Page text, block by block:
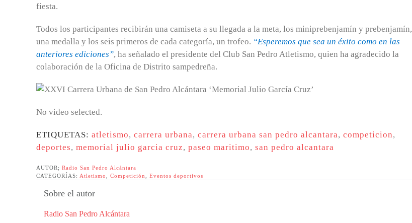
fiesta.
Todos los participantes recibirán una camiseta a su llegada a la meta, los miniprebenjamín y prebenjamín,
una medalla y los seis primeros de cada categoría, un trofeo. “Esperemos que sea un éxito como en las
anteriores ediciones”, ha señalado el presidente del Club San Pedro Atletismo, quien ha agradecido la
colaboración de la Oficina de Distrito sampedreña.
No video selected.
ETIQUETAS: atletismo, carrera urbana, carrera urbana san pedro alcantara, competicion,
deportes, memorial julio garcia cruz, paseo maritimo, san pedro alcantara
AUTOR; Radio San Pedro Alcántara
CATEGORÍAS: Atletismo Competición Eventos deportivos
Sobre el autor
Radio San Pedro Alcántara